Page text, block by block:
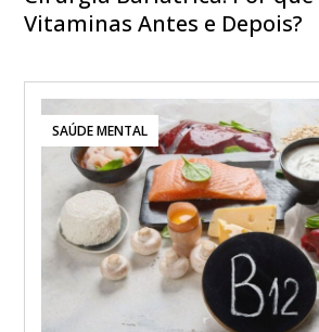
Vitaminas Antes e Depois?
SAÚDE MENTAL